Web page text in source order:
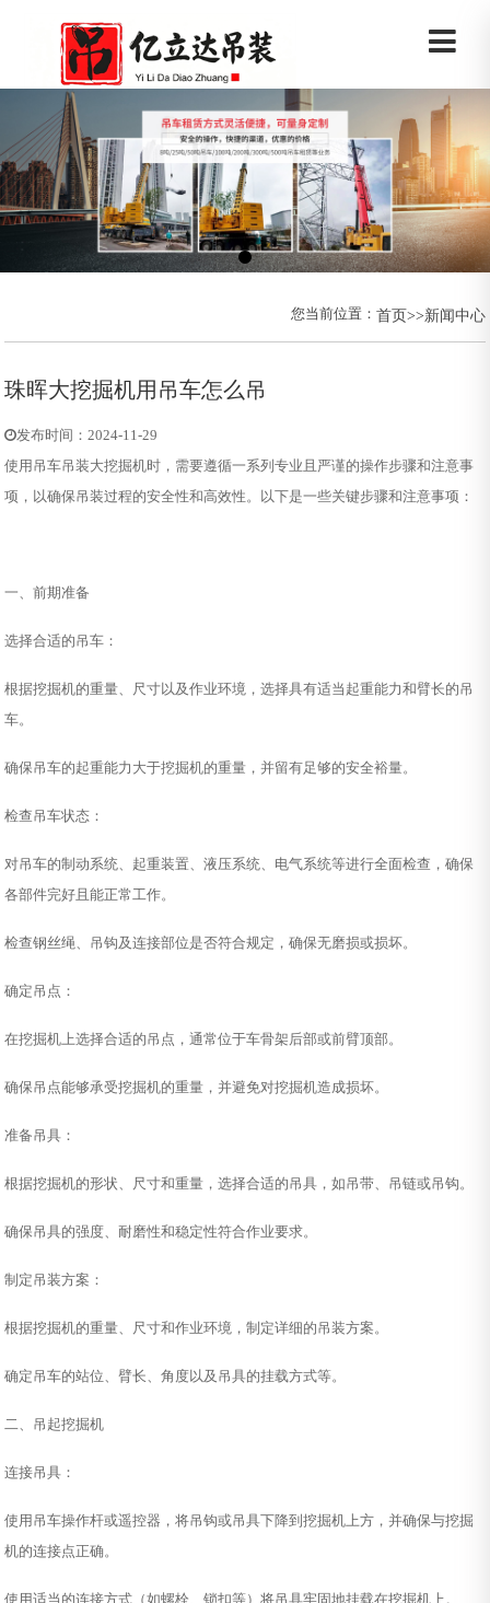
您当前位置： 首页>>新闻中心
珠晖大挖掘机用吊车怎么吊
发布时间：2024-11-29
使用吊车吊装大挖掘机时，需要遵循一系列专业且严谨的操作步骤和注意事
项，以确保吊装过程的安全性和高效性。以下是一些关键步骤和注意事项：
一、前期准备
选择合适的吊车：
根据挖掘机的重量、尺寸以及作业环境，选择具有适当起重能力和臂长的吊
车。
确保吊车的起重能力大于挖掘机的重量，并留有足够的安全裕量。
检查吊车状态：
对吊车的制动系统、起重装置、液压系统、电气系统等进行全面检查，确保
各部件完好且能正常工作。
检查钢丝绳、吊钩及连接部位是否符合规定，确保无磨损或损坏。
确定吊点：
在挖掘机上选择合适的吊点，通常位于车骨架后部或前臂顶部。
确保吊点能够承受挖掘机的重量，并避免对挖掘机造成损坏。
准备吊具：
根据挖掘机的形状、尺寸和重量，选择合适的吊具，如吊带、吊链或吊钩。
确保吊具的强度、耐磨性和稳定性符合作业要求。
制定吊装方案：
根据挖掘机的重量、尺寸和作业环境，制定详细的吊装方案。
确定吊车的站位、臂长、角度以及吊具的挂载方式等。
二、吊起挖掘机
连接吊具：
使用吊车操作杆或遥控器，将吊钩或吊具下降到挖掘机上方，并确保与挖掘
机的连接点正确。
使用适当的连接方式（如螺栓、锁扣等）将吊具牢固地挂载在挖掘机上。